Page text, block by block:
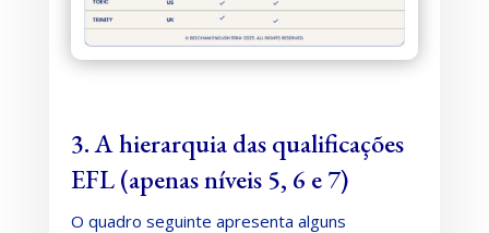
3. A hierarquia das qualificações
EFL (apenas níveis 5, 6 e 7)
O quadro seguinte apresenta alguns